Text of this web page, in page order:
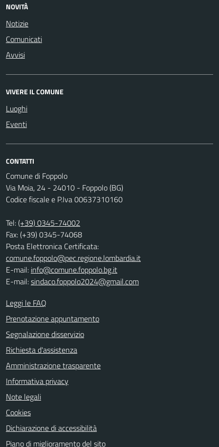
NOVITÀ
Notizie
Comunicati
Avvisi
VIVERE IL COMUNE
Luoghi
Eventi
CONTATTI
Comune di Foppolo
Via Moia, 24 - 24010 - Foppolo (BG)
Codice fiscale e P.Iva 00637310160
Tel:(+39) 0345-74002
Fax: (+39) 0345-74068
Posta Elettronica Certificata:
comune.foppolo@pec.regione.lombardia.it
E-mail: info@comune.foppolo.bg.it
E-mail:sindaco.foppolo2024@gmail.com
Leggi le FAQ
Prenotazione appuntamento
Segnalazione disservizio
Richiesta d'assistenza
Amministrazione trasparente
Informativa privacy
Note legali
Cookies
Dichiarazione di accessibilità
Piano di miglioramento del sito